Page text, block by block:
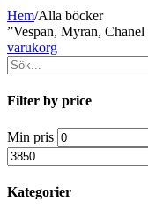
Hem/Alla böcker
”Vespan, Myran,
varukorg
Filter by price
Min pris
Kategorier